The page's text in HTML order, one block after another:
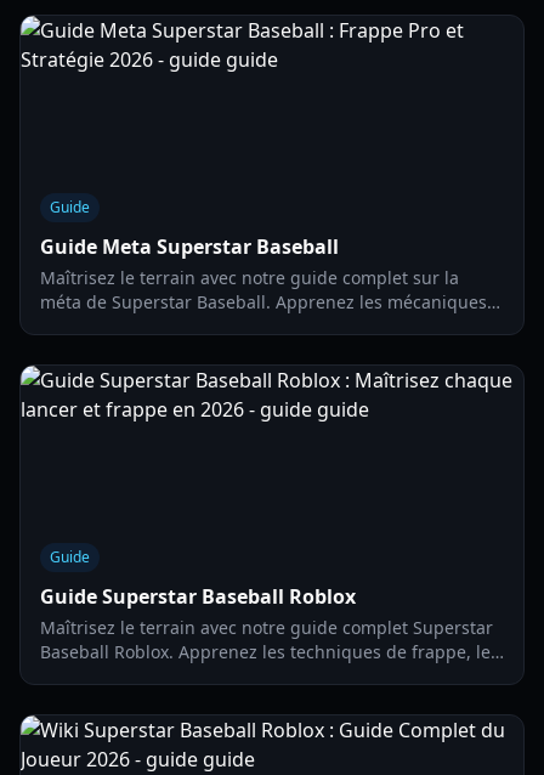
2026.
Guide
Guide Meta Superstar Baseball
Maîtrisez le terrain avec notre guide complet sur la
méta de Superstar Baseball. Apprenez les mécaniques
Guide
Guide Superstar Baseball Roblox
Maîtrisez le terrain avec notre guide complet Superstar
Baseball Roblox. Apprenez les techniques de frappe, les